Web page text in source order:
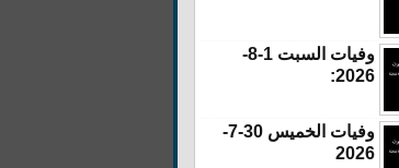
وفيات السبت 1-8-
2026:
وفيات الخميس 30-7-
2026